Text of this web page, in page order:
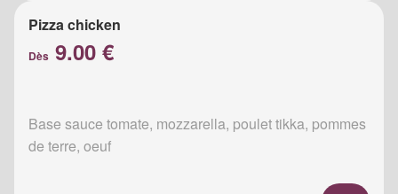
Pizza chicken
Dès 9.00 €
Base sauce tomate, mozzarella, poulet tikka, pommes
de terre, oeuf